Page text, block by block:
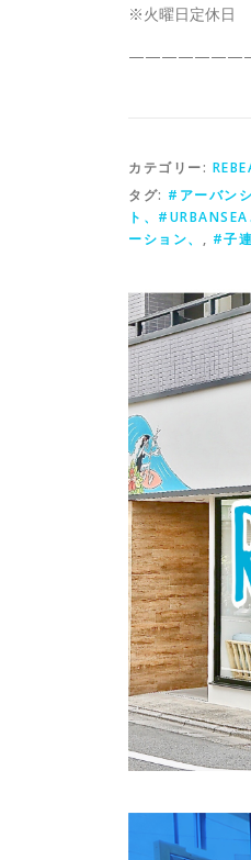
※火曜日定休日
カテゴリー:
タグ: #アーバン
ト、
ーション、 , #子